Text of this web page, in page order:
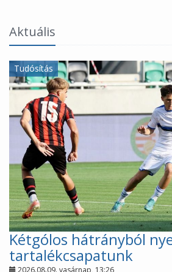
Aktuális
Tudósítás
Kétgólos hátrányból
tartalékcsapatunk
2026.08.09. vasárnap, 13:26